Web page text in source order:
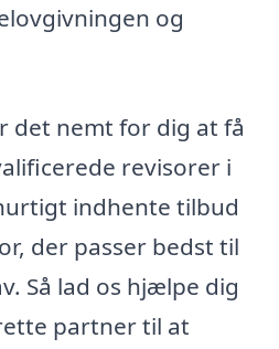
og
det nemt for dig at få
revisorer i
indhente tilbud
der passer bedst til
Så lad os hjælpe dig
partner til at